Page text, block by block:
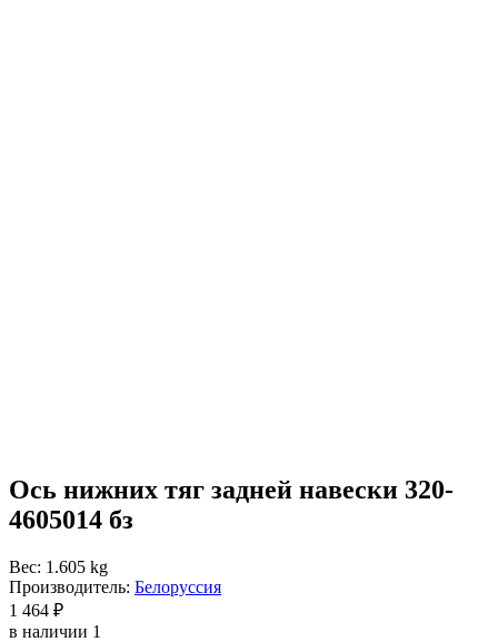
Ось нижних тяг задней навески 320-
4605014 бз
Вес: 1.605 kg
Производитель: Белоруссия
1 464 ₽
в наличии 1